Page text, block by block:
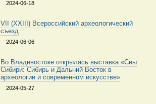
2024-06-18
VII (XXIII) Всероссийский археологический
съезд
2024-06-06
Во Владивостоке открылась выставка «Сны
Сибири: Сибирь и Дальний Восток в
археологии и современном искусстве»
2024-05-27